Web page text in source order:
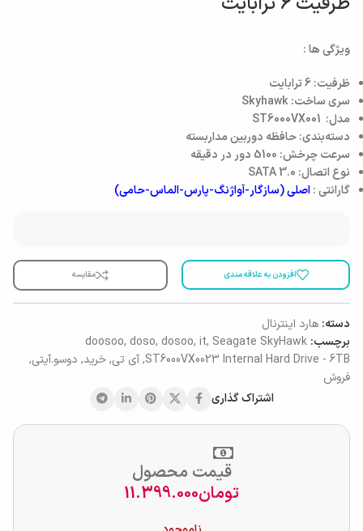
ویژگی ها :
ظرفیت: 6 ترابایت
سری ساخت: Skyhawk
مدل: ST6000VX001
دسته‌بندی: حافظه دوربین مداربسته
سرعت چرخش: 5100 دور در دقیقه
نوع اتصال: SATA 3.0
گارانتی :اصلی (سازگار-آواژنگ-پارس-الماس-حامی)
افزودن به علاقه مندی مقایسه
دسته: هارد اینترنال
برچسب:
doosoo, doso, dosoo, it, Seagate SkyHawk
ST6000VX0023 Internal Hard Drive - 6TB
,آی تی,خرید, دوسو.آیتی,
فروش
اشتراک گذاری
قیمت محصول
تومان11.399.000